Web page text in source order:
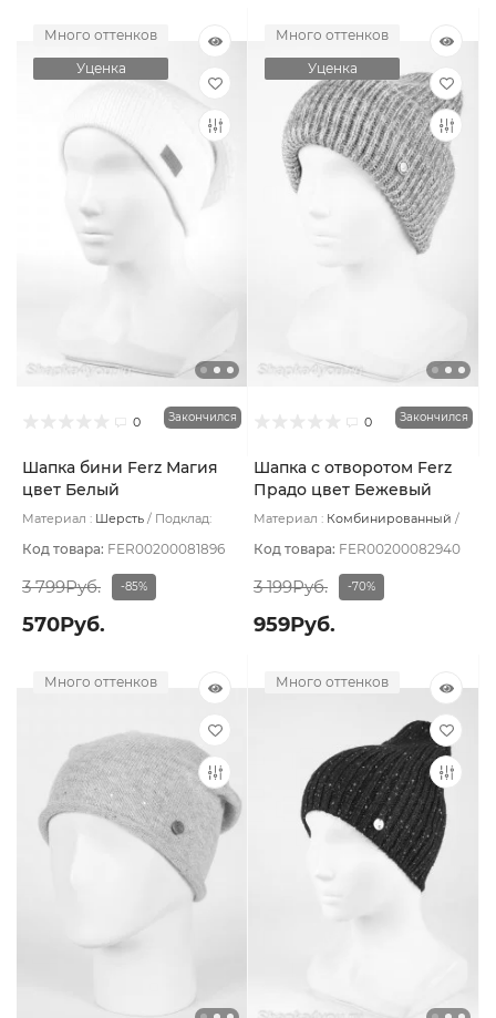
Много оттенков
Уценка
0 Закончился
Шапка бини Ferz Магия
цвет Белый
Материал : Шерсть
Подклад:
Код товара: FER00200081896
3 799Руб. -85%
570Руб.
Много оттенков
Уценка
0 Закончился
Шапка с отворотом Ferz
Прадо цвет Бежевый
тёмный
Материал : Комбинированный
Код товара: FER00200082940
3 199Руб. -70%
959Руб.
Много оттенков Много оттенков